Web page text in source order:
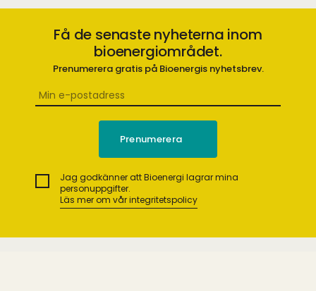
Få de senaste nyheterna inom
bioenergiområdet.
Prenumerera gratis på Bioenergis nyhetsbrev.
Jag godkänner att Bioenergi lagrar mina
personuppgifter.
Läs mer om vår integritetspolicy